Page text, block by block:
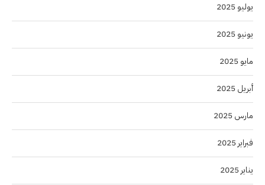
يوليو 2025
يونيو 2025
مايو 2025
أبريل 2025
مارس 2025
فبراير 2025
يناير 2025